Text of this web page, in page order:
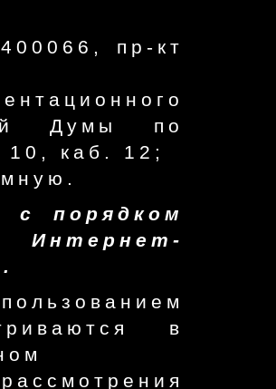
пр-кт
Думы по
каб. 12;
с порядком
Интернет-
в